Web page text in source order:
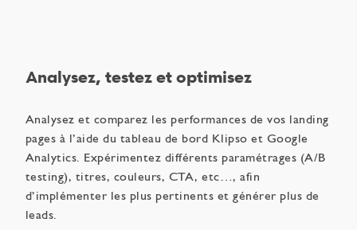
Analysez, testez et optimisez
Analysez et comparez les performances de vos landing
pages à l’aide du tableau de bord Klipso et Google
Analytics. Expérimentez différents paramétrages (A/B
testing), titres, couleurs, CTA, etc…, afin
d’implémenter les plus pertinents et générer plus de
leads.